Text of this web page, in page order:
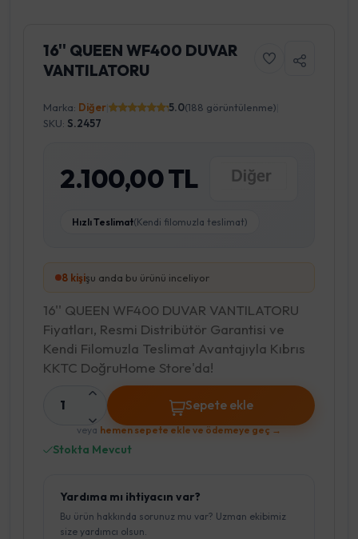
16'' QUEEN WF400 DUVAR
VANTILATORU
Marka: Diğer 5.0(188 görüntülenme)
SKU: S.2457
2.100,00 TL
Hızlı Teslimat(Kendi filomuzla teslimat)
9 kişişu anda bu ürünü inceliyor
16'' QUEEN WF400 DUVAR VANTILATORU
Fiyatları, Resmi Distribütör Garantisi ve
Kendi Filomuzla Teslimat Avantajıyla Kıbrıs
KKTC DoğruHome Store'da!
1 Sepete ekle
veya hemen sepete ekle ve ödemeye geç →
Stokta Mevcut
Yardıma mı ihtiyacın var?
Bu ürün hakkında sorunuz mu var? Uzman ekibimiz
size yardımcı olsun.